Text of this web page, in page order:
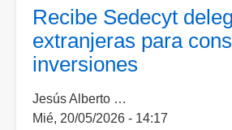
en
inversión
extranjera
el
primer
Recibe Sedecyt
extranjeras para
inversiones
Jesús Alberto …
Mié, 20/05/2026 - 14:17